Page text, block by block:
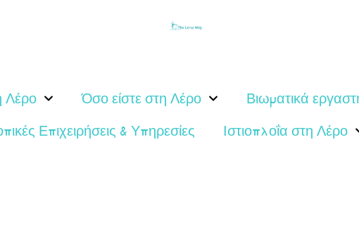
Λέρο Όσο είστε στη Λέρο
Βιωματικά
Επιχειρήσεις & Υπηρεσίες Ιστιοπλοΐα στη Λέρο